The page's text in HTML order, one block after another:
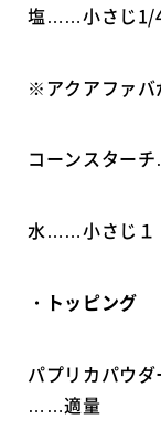
塩……小さじ1/
※アクアファバ
コーンスター
水……小さじ１
・トッピング
パプリカパウダ
……適量